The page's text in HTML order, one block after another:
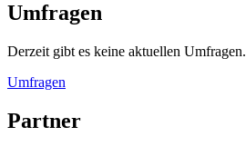
Umfragen
Derzeit gibt es keine aktuellen Umfragen.
Umfragen
Partner